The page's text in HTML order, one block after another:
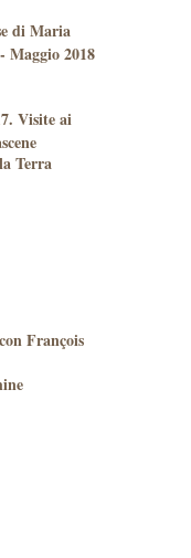
di Maria
Maggio 2018
Visite ai
Terra
François